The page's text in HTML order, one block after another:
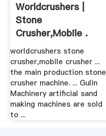
Worldcrushers |
Stone
Crusher,mobile .
worldcrushers stone
crusher,mobile crusher ...
the main production stone
crusher machine. ... Gulin
Machinery artificial sand
making machines are sold
to ...